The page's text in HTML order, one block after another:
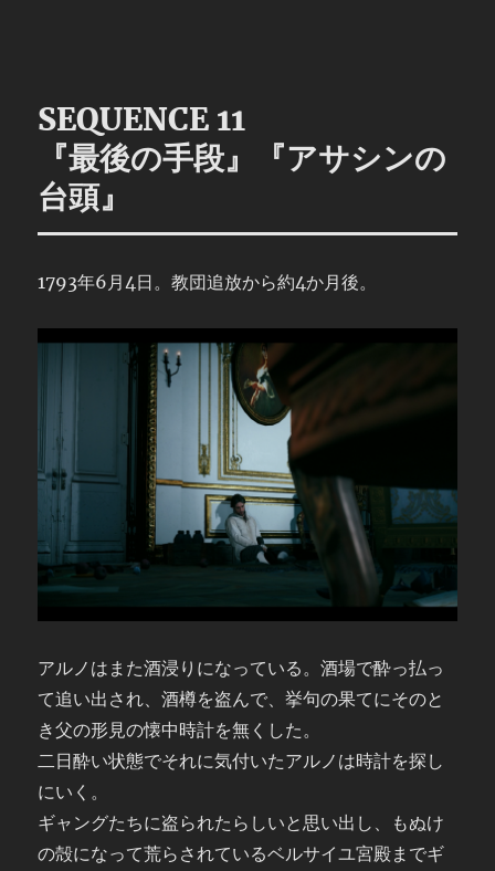
SEQUENCE 11
『最後の手段』『アサシンの
台頭』
1793年6月4日。教団追放から約4か月後。
アルノはまた酒浸りになっている。酒場で酔っ払っ
て追い出され、酒樽を盗んで、挙句の果てにそのと
き父の形見の懐中時計を無くした。
二日酔い状態でそれに気付いたアルノは時計を探し
にいく。
ギャングたちに盗られたらしいと思い出し、もぬけ
の殻になって荒らされているベルサイユ宮殿までギ